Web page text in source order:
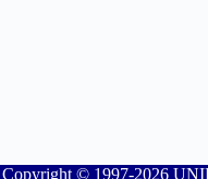
Copyright © 1997-2026